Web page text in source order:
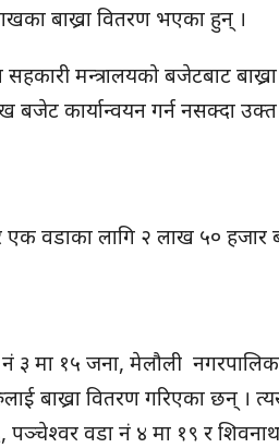
बाख्रा वितरण भएका हुन् ।
मन्त्रालयको बजेटबाट बाख्रा
बजेट कार्यान्वयन गर्न नसक्दा
एक वडाका लागि २ लाख ५०
।
३ मा १५ जना, मेलौली
बाख्रा वितरण गरिएका छन् ।
पञ्चेश्वर वडा नं ४ मा १९ र शिवनाथ